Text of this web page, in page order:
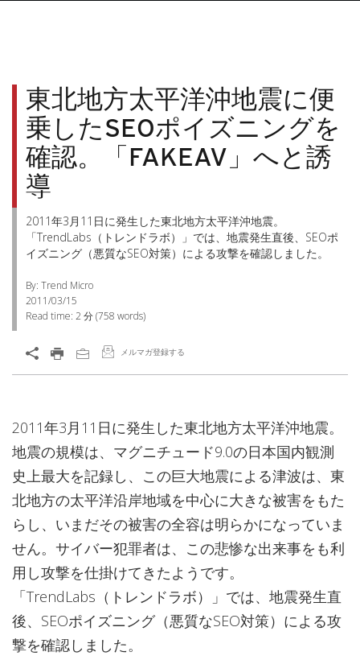
東北地方太平洋沖地震に便
乗したSEOポイズニングを
確認。「FAKEAV」へと誘
導
2011年3月11日に発生した東北地方太平洋沖地震。
「TrendLabs（トレンドラボ）」では、地震発生直後、SEOポ
イズニング（悪質なSEO対策）による攻撃を確認しました。
By: Trend Micro
2011/03/15
Read time: 2 分(758 words)
メルマガ登録する
2011年3月11日に発生した東北地方太平洋沖地震。
地震の規模は、マグニチュード9.0の日本国内観測
史上最大を記録し、この巨大地震による津波は、東
北地方の太平洋沿岸地域を中心に大きな被害をもた
らし、いまだその被害の全容は明らかになっていま
せん。サイバー犯罪者は、この悲惨な出来事をも利
用し攻撃を仕掛けてきたようです。
「TrendLabs（トレンドラボ）」では、地震発生直
後、SEOポイズニング（悪質なSEO対策）による攻
撃を確認しました。